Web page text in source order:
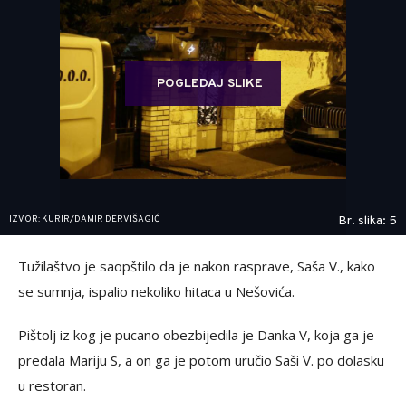
POGLEDAJ SLIKE
IZVOR: KURIR/DAMIR DERVIŠAGIĆ Br. slika: 5
Tužilaštvo je saopštilo da je nakon rasprave, Saša V., kako
se sumnja, ispalio nekoliko hitaca u Nešovića.
Pištolj iz kog je pucano obezbijedila je Danka V, koja ga je
predala Mariju S, a on ga je potom uručio Saši V. po dolasku
u restoran.